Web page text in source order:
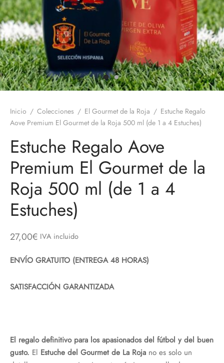
Inicio / Colecciones / El Gourmet de la Roja / Estuche Regalo
Aove Premium El Gourmet de la Roja 500 ml (de 1 a 4 Estuches)
Estuche Regalo Aove
Premium El Gourmet de la
Roja 500 ml (de 1 a 4
Estuches)
27,00€ IVA incluido
ENVÍO GRATUITO (ENTREGA 48 HORAS)
SATISFACCIÓN GARANTIZADA
El regalo definitivo para los apasionados del fútbol y del buen
gusto. El Estuche del Gourmet de La Roja no es solo un
Nature Premium